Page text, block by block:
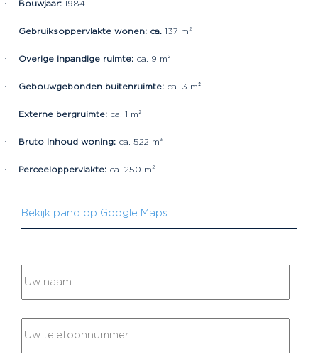
· Bouwjaar: 1984
· Gebruiksoppervlakte wonen: ca. 137 m²
· Overige inpandige ruimte: ca. 9 m²
· Gebouwgebonden buitenruimte: ca. 3 m²
· Externe bergruimte: ca. 1 m²
· Bruto inhoud woning: ca. 522 m³
· Perceeloppervlakte: ca. 250 m²
Bekijk pand op Google Maps.